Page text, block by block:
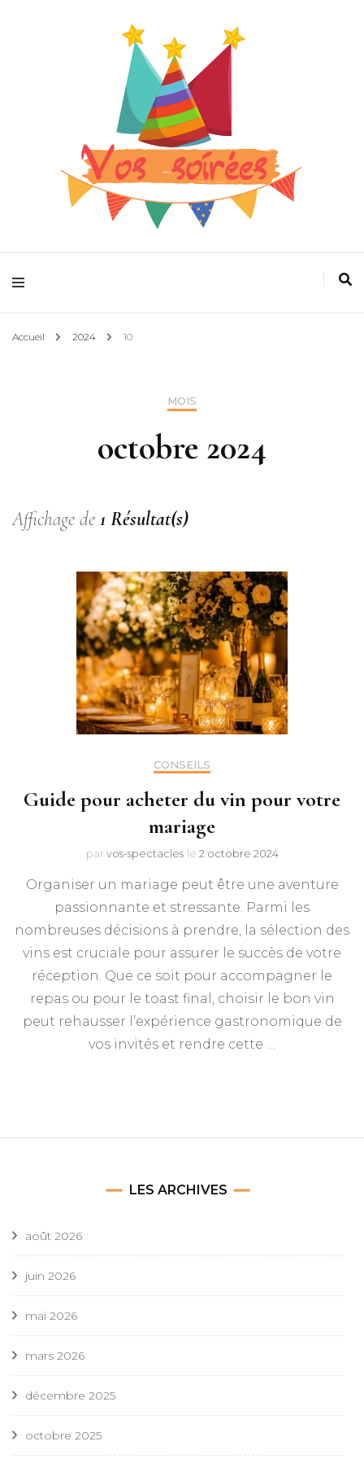
Vos spectacles
Pour que la fête devienne plus folle
Accueil 2024 10
MOIS
octobre 2024
Affichage de 1 Résultat(s)
CONSEILS
Guide pour acheter du vin pour votre
mariage
par vos-spectacles le 2 octobre 2024
Organiser un mariage peut être une aventure
passionnante et stressante. Parmi les
nombreuses décisions à prendre, la sélection des
vins est cruciale pour assurer le succès de votre
réception. Que ce soit pour accompagner le
repas ou pour le toast final, choisir le bon vin
peut rehausser l’expérience gastronomique de
vos invités et rendre cette …
LES ARCHIVES
août 2026
juin 2026
mai 2026
mars 2026
décembre 2025
octobre 2025